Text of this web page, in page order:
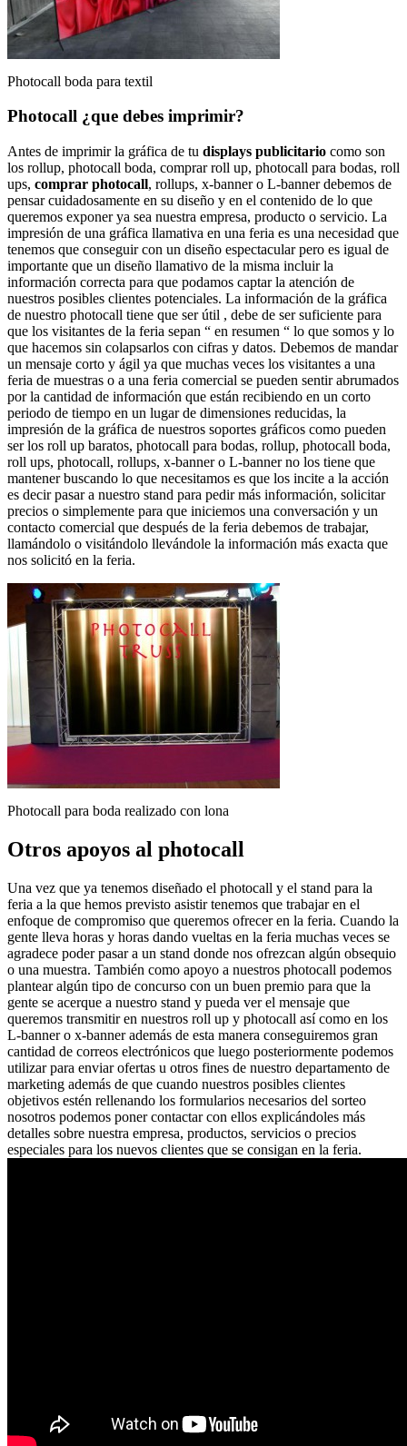
Photocall boda para textil
Photocall ¿que debes imprimir?
Antes de imprimir la gráfica de tu displays publicitario como son
los rollup, photocall boda, comprar roll up, photocall para bodas, roll
ups, comprar photocall, rollups, x-banner o L-banner debemos de
pensar cuidadosamente en su diseño y en el contenido de lo que
queremos exponer ya sea nuestra empresa, producto o servicio. La
impresión de una gráfica llamativa en una feria es una necesidad que
tenemos que conseguir con un diseño espectacular pero es igual de
importante que un diseño llamativo de la misma incluir la
información correcta para que podamos captar la atención de
nuestros posibles clientes potenciales. La información de la gráfica
de nuestro photocall tiene que ser útil , debe de ser suficiente para
que los visitantes de la feria sepan “ en resumen “ lo que somos y lo
que hacemos sin colapsarlos con cifras y datos. Debemos de mandar
un mensaje corto y ágil ya que muchas veces los visitantes a una
feria de muestras o a una feria comercial se pueden sentir abrumados
por la cantidad de información que están recibiendo en un corto
periodo de tiempo en un lugar de dimensiones reducidas, la
impresión de la gráfica de nuestros soportes gráficos como pueden
ser los roll up baratos, photocall para bodas, rollup, photocall boda,
roll ups, photocall, rollups, x-banner o L-banner no los tiene que
mantener buscando lo que necesitamos es que los incite a la acción
es decir pasar a nuestro stand para pedir más información, solicitar
precios o simplemente para que iniciemos una conversación y un
contacto comercial que después de la feria debemos de trabajar,
llamándolo o visitándolo llevándole la información más exacta que
nos solicitó en la feria.
Photocall para boda realizado con lona
Otros apoyos al photocall
Una vez que ya tenemos diseñado el photocall y el stand para la
feria a la que hemos previsto asistir tenemos que trabajar en el
enfoque de compromiso que queremos ofrecer en la feria. Cuando la
gente lleva horas y horas dando vueltas en la feria muchas veces se
agradece poder pasar a un stand donde nos ofrezcan algún obsequio
o una muestra. También como apoyo a nuestros photocall podemos
plantear algún tipo de concurso con un buen premio para que la
gente se acerque a nuestro stand y pueda ver el mensaje que
queremos transmitir en nuestros roll up y photocall así como en los
L-banner o x-banner además de esta manera conseguiremos gran
cantidad de correos electrónicos que luego posteriormente podemos
utilizar para enviar ofertas u otros fines de nuestro departamento de
marketing además de que cuando nuestros posibles clientes
objetivos estén rellenando los formularios necesarios del sorteo
nosotros podemos poner contactar con ellos explicándoles más
detalles sobre nuestra empresa, productos, servicios o precios
especiales para los nuevos clientes que se consigan en la feria.